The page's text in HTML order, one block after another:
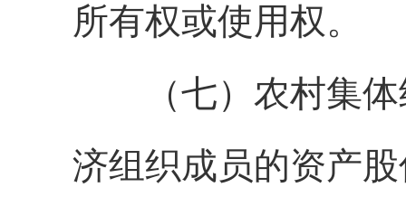
所有权或使用权。
（七）农村集
济组织成员的资产